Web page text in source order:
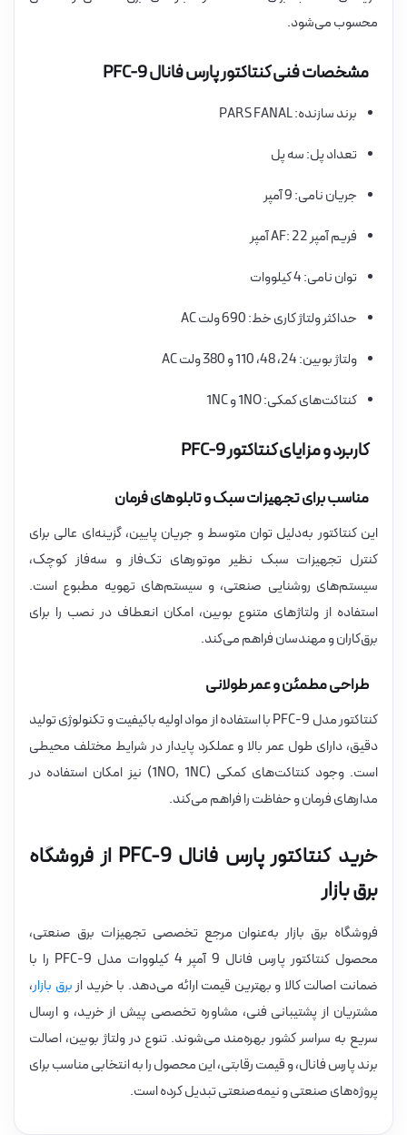
محسوب می‌شود.
مشخصات فنی کنتاکتور پارس فانال PFC-9
برند سازنده: PARS FANAL
تعداد پل: سه پل
جریان نامی: 9 آمپر
فریم آمپر AF: 22 آمپر
توان نامی: 4 کیلووات
حداکثر ولتاژ کاری خط: 690 ولت AC
ولتاژ بوبین: 24، 48، 110 و 380 ولت AC
کنتاکت‌های کمکی: 1NO و 1NC
کاربرد و مزایای کنتاکتور PFC-9
مناسب برای تجهیزات سبک و تابلوهای فرمان
این کنتاکتور به‌دلیل توان متوسط و جریان پایین، گزینه‌ای عالی برای
کنترل تجهیزات سبک نظیر موتورهای تک‌فاز و سه‌فاز کوچک،
سیستم‌های روشنایی صنعتی، و سیستم‌های تهویه مطبوع است.
استفاده از ولتاژهای متنوع بوبین، امکان انعطاف در نصب را برای
برق‌کاران و مهندسان فراهم می‌کند.
طراحی مطمئن و عمر طولانی
کنتاکتور مدل PFC-9 با استفاده از مواد اولیه باکیفیت و تکنولوژی تولید
دقیق، دارای طول عمر بالا و عملکرد پایدار در شرایط مختلف محیطی
است. وجود کنتاکت‌های کمکی (1NO, 1NC) نیز امکان استفاده در
مدارهای فرمان و حفاظت را فراهم می‌کند.
خرید کنتاکتور پارس فانال PFC-9 از فروشگاه
برق بازار
فروشگاه برق بازار به‌عنوان مرجع تخصصی تجهیزات برق صنعتی،
محصول کنتاکتور پارس فانال 9 آمپر 4 کیلووات مدل PFC-9 را با
ضمانت اصالت کالا و بهترین قیمت ارائه می‌دهد. با خرید ازبرق بازار،
مشتریان از پشتیبانی فنی، مشاوره تخصصی پیش از خرید، و ارسال
سریع به سراسر کشور بهره‌مند می‌شوند. تنوع در ولتاژ بوبین، اصالت
برند پارس فانال، و قیمت رقابتی، این محصول را به انتخابی مناسب برای
پروژه‌های صنعتی و نیمه‌صنعتی تبدیل کرده است.